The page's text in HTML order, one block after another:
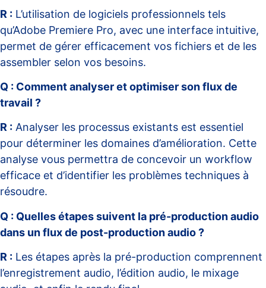
R : L’utilisation de logiciels professionnels tels
qu’Adobe Premiere Pro, avec une interface intuitive,
permet de gérer efficacement vos fichiers et de les
assembler selon vos besoins.
Q : Comment analyser et optimiser son flux de
travail ?
R : Analyser les processus existants est essentiel
pour déterminer les domaines d’amélioration. Cette
analyse vous permettra de concevoir un workflow
efficace et d’identifier les problèmes techniques à
résoudre.
Q : Quelles étapes suivent la pré-production audio
dans un flux de post-production audio ?
R : Les étapes après la pré-production comprennent
l’enregistrement audio, l’édition audio, le mixage